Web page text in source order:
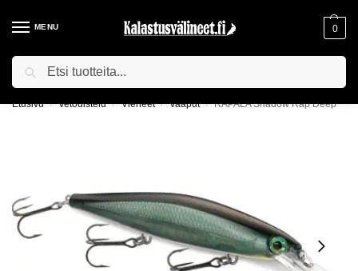
MENU 0
ILMAINEN TOIMITUS YLI 75€ TILAUKSILLE!
Etusivu / Vetouistelu / Vieheet / Vaaput / RAPALA Shadow Rap Deep